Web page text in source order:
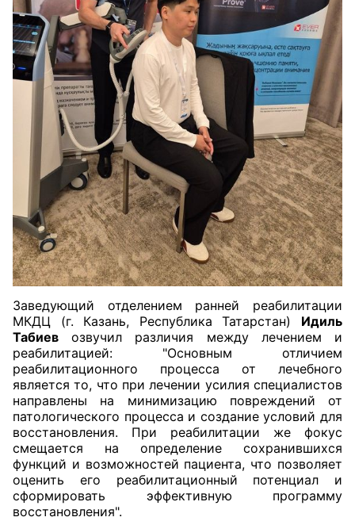
Заведующий отделением ранней реабилитации
МКДЦ (г. Казань, Республика Татарстан) Идиль
Табиев озвучил различия между лечением и
реабилитацией: "Основным отличием
реабилитационного процесса от лечебного
является то, что при лечении усилия специалистов
направлены на минимизацию повреждений от
патологического процесса и создание условий для
восстановления. При реабилитации же фокус
смещается на определение сохранившихся
функций и возможностей пациента, что позволяет
оценить его реабилитационный потенциал и
сформировать эффективную программу
восстановления".